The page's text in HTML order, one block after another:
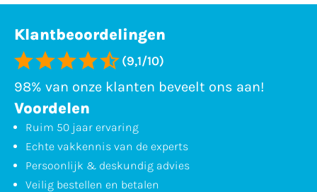
Klantbeoordelingen
(9,1/10)
98% van onze klanten beveelt ons aan!
Voordelen
Ruim 50 jaar ervaring
Echte vakkennis van de experts
Persoonlijk & deskundig advies
Veilig bestellen en betalen